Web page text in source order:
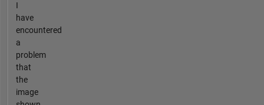
I
have
encountered
a
problem
that
the
image